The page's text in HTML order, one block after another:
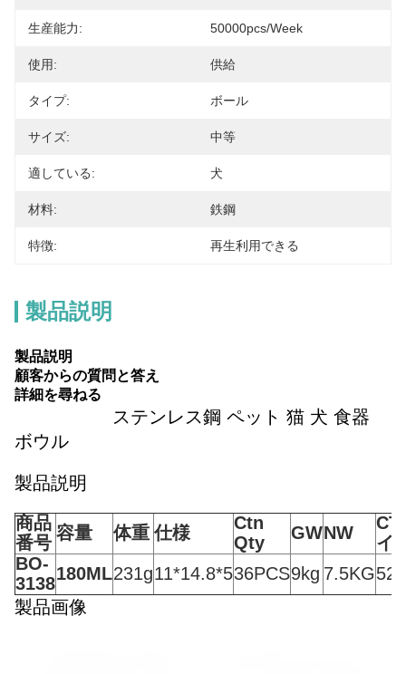
生産能力: 50000pcs/Week
使用: 供給
タイプ: ボール
サイズ: 中等
適している: 犬
材料: 鉄鋼
特徴: 再生利用できる
製品説明
製品説明
顧客からの質問と答え
詳細を尋ねる
ステンレス鋼 ペット 猫 犬 食器
ボウル
製品説明
商品
番号 容量 体重 仕様
Ctn
Qty
GWNW
イ
BO-
3138180ML231g11*14.8*536PCS9kg 7.5KG
製品画像